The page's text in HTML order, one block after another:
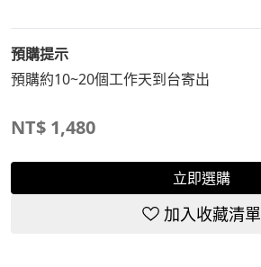
預購提示
預購約10~20個工作天到台寄出
NT$ 1,480
立即選購
加入收藏清單